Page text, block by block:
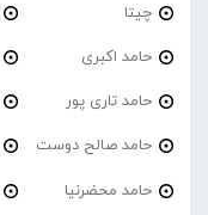
چیتا
حامد اکبری
حامد تاری پور
حامد صالح دوست
حامد محضرنیا